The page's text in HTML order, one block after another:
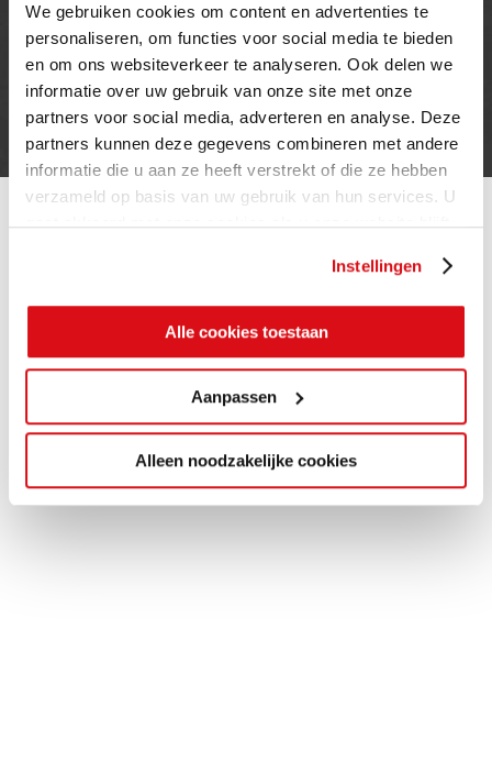
We gebruiken cookies om content en advertenties te
personaliseren, om functies voor social media te bieden
en om ons websiteverkeer te analyseren. Ook delen we
informatie over uw gebruik van onze site met onze
partners voor social media, adverteren en analyse. Deze
partners kunnen deze gegevens combineren met andere
informatie die u aan ze heeft verstrekt of die ze hebben
verzameld op basis van uw gebruik van hun services. U
gaat akkoord met onze cookies als u onze website blijft
Instellingen
Alle cookies toestaan
Aanpassen
Alleen noodzakelijke cookies
INFORMATIE
Privacy verklaring
Cookie beleid
Contact